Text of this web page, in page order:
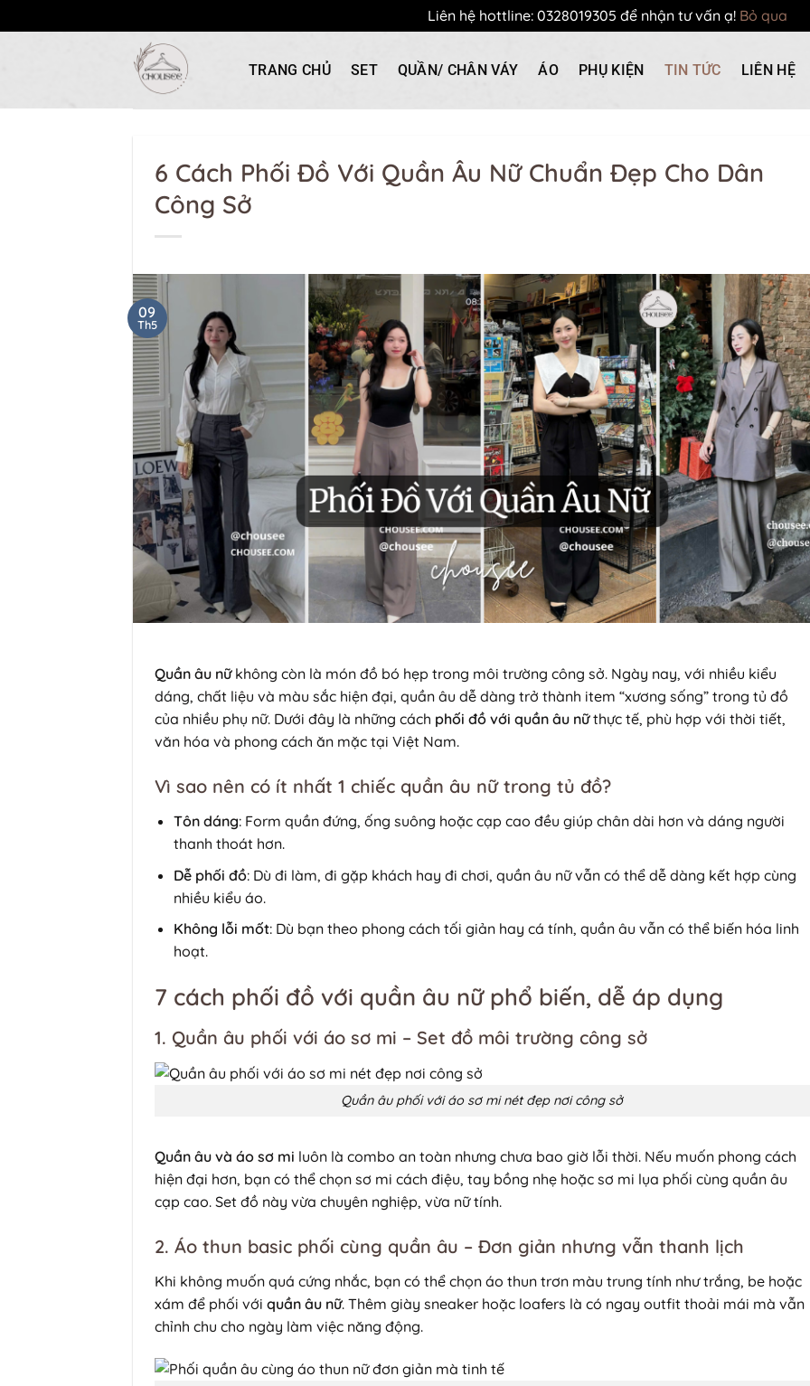
Liên hệ hottline: 0328019305 để nhận tư vấn ạ! Bỏ qua
dung
TRANG CHỦ SET QUẦN/ CHÂN VÁY ÁO PHỤ KIỆN TIN TỨC LIÊN HỆ
6 Cách Phối Đồ Với Quần Âu Nữ Chuẩn Đẹp Cho Dân
Công Sở
09
Th5
Quần âu nữkhông còn là món đồ bó hẹp trong môi trường công sở. Ngày nay, với nhiều kiểu
dáng, chất liệu và màu sắc hiện đại, quần âu dễ dàng trở thành item “xương sống” trong tủ đồ
của nhiều phụ nữ. Dưới đây là những cách phối đồ với quần âu nữthực tế, phù hợp với thời tiết,
văn hóa và phong cách ăn mặc tại Việt Nam.
Vì sao nên có ít nhất 1 chiếc quần âu nữ trong tủ đồ?
Tôn dáng: Form quần đứng, ống suông hoặc cạp cao đều giúp chân dài hơn và dáng người
thanh thoát hơn.
Dễ phối đồ: Dù đi làm, đi gặp khách hay đi chơi, quần âu nữ vẫn có thể dễ dàng kết hợp cùng
nhiều kiểu áo.
Không lỗi mốt: Dù bạn theo phong cách tối giản hay cá tính, quần âu vẫn có thể biến hóa linh
hoạt.
7 cách phối đồ với quần âu nữ phổ biến, dễ áp dụng
1. Quần âu phối với áo sơ mi – Set đồ môi trường công sở
Quần âu phối với áo sơ mi nét đẹp nơi công sở
Quần âu và áo sơ mi luôn là combo an toàn nhưng chưa bao giờ lỗi thời. Nếu muốn phong cách
hiện đại hơn, bạn có thể chọn sơ mi cách điệu, tay bồng nhẹ hoặc sơ mi lụa phối cùng quần âu
cạp cao. Set đồ này vừa chuyên nghiệp, vừa nữ tính.
2. Áo thun basic phối cùng quần âu – Đơn giản nhưng vẫn thanh lịch
Khi không muốn quá cứng nhắc, bạn có thể chọn áo thun trơn màu trung tính như trắng, be hoặc
xám để phối với quần âu nữ. Thêm giày sneaker hoặc loafers là có ngay outfit thoải mái mà vẫn
chỉnh chu cho ngày làm việc năng động.